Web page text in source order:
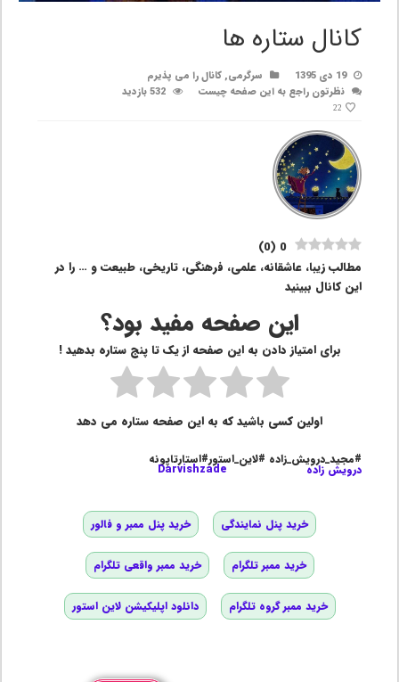
کانال ستاره ها
19 دی 1395 سرگرمی,کانال را می پذیرم
نظرتون راجع به این صفحه چیست
532 بازدید
22
0
(
0
)
مطالب زیبا، عاشقانه، علمی، فرهنگی، تاریخی، طبیعت و … را در
این کانال ببینید
این صفحه مفید بود؟
برای امتیاز دادن به این صفحه از یک تا پنج ستاره بدهید !
اولین کسی باشید که به این صفحه ستاره می دهد
#مجید_درویش_زاده #لاین_استور#استارتاپونه
درویش زاده Darvishzade
خرید پنل نمایندگی خرید پنل ممبر و فالور
خرید ممبر تلگرام خرید ممبر واقعی تلگرام
خرید ممبر گروه تلگرام دانلود اپلیکیشن لاین استور